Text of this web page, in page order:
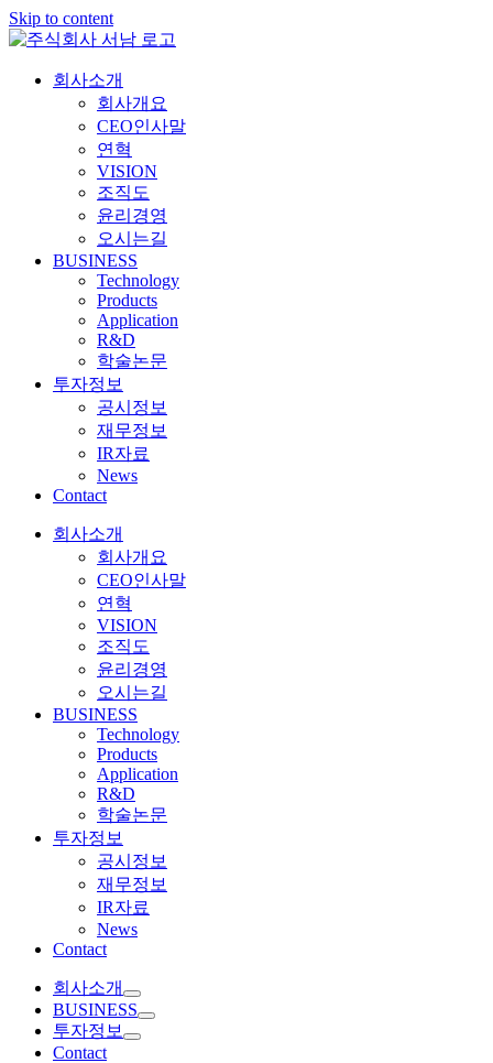
Skip to content
회사소개
회사개요
CEO인사말
연혁
VISION
조직도
윤리경영
오시는길
BUSINESS
Technology
Products
Application
R&D
학술논문
투자정보
공시정보
재무정보
IR자료
News
Contact
회사소개
회사개요
CEO인사말
연혁
VISION
조직도
윤리경영
오시는길
BUSINESS
Technology
Products
Application
R&D
학술논문
투자정보
공시정보
재무정보
IR자료
News
Contact
회사소개
BUSINESS
투자정보
Contact